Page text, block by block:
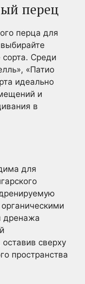
перец
перца для
Среди
«Патио
идеально
и
в
для
дренажа
сверху
пространства